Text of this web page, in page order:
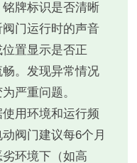
牌标识是否清晰
门运行时的声音
置显示是否正
。发现异常情况
严重问题。
用环境和运行频
阀门建议每6个月
环境下（如高